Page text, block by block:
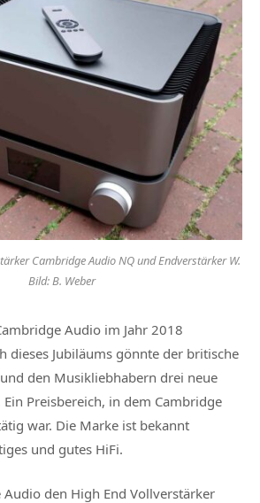
Cambridge Audio NQ und Endverstärker W.
Bild: B. Weber
Audio im Jahr 2018
dieses Jubiläums gönnte der britische
den Musikliebhabern drei neue
Preisbereich, in dem Cambridge
war. Die Marke ist bekannt
und gutes HiFi.
den High End Vollverstärker